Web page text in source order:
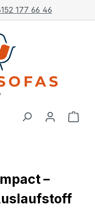
177 66 46
–